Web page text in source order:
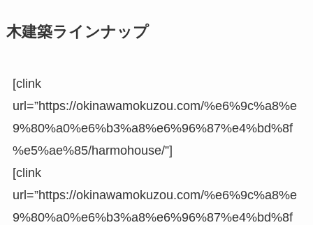
木建築ラインナップ
[clink
url=”https://okinawamokuzou.com/%e6%9c%a8%e
9%80%a0%e6%b3%a8%e6%96%87%e4%bd%8f
%e5%ae%85/harmohouse/”]
[clink
url=”https://okinawamokuzou.com/%e6%9c%a8%e
9%80%a0%e6%b3%a8%e6%96%87%e4%bd%8f